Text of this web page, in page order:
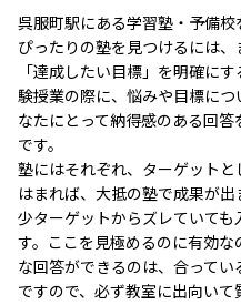
呉服町駅にある学習塾・予備校
ぴったりの塾を見つけるには
「達成したい目標」を明確に
験授業の際に、悩みや目標に
なたにとって納得感のある回
です。
塾にはそれぞれ、ターゲット
はまれば、大抵の塾で成果が
少ターゲットからズレていて
す。ここを見極めるのに有効
な回答ができるのは、合ってい
ですので、必ず教室に出向い